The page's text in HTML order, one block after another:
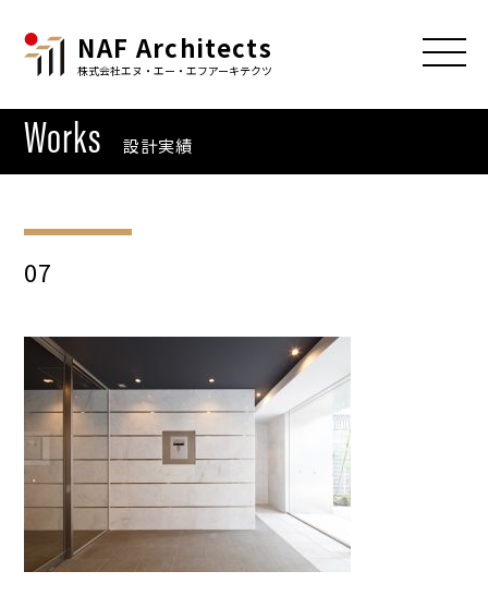
NAF Architects
株式会社エヌ・エー・エフアーキテクツ
Works 設計実績
07